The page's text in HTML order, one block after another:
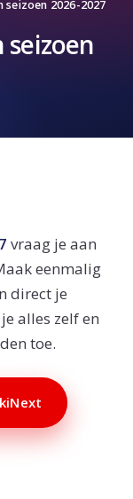
seizoen 2026-2027
seizoen
vraag je aan
eenmalig
direct je
alles zelf en
toe.